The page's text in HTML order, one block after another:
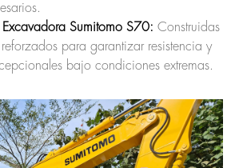
Sumitomo S70: Construidas
para garantizar resistencia y
bajo condiciones extremas.